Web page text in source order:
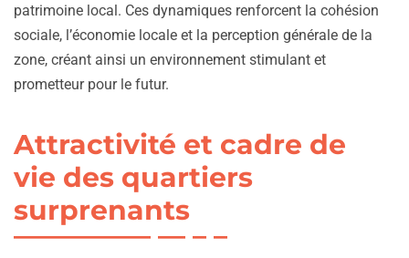
patrimoine local. Ces dynamiques renforcent la cohésion
sociale, l’économie locale et la perception générale de la
zone, créant ainsi un environnement stimulant et
prometteur pour le futur.
Attractivité et cadre de
vie des quartiers
surprenants